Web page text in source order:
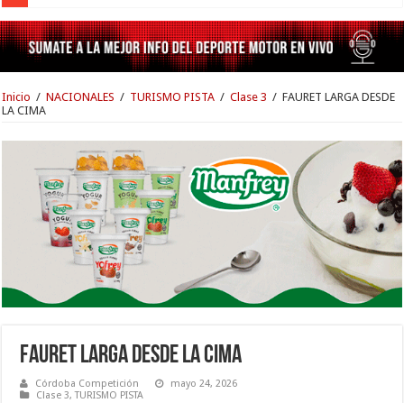
Inicio / NACIONALES / TURISMO PISTA / Clase 3 / FAURET LARGA DESDE
LA CIMA
FAURET LARGA DESDE LA CIMA
Córdoba Competición
mayo 24, 2026
Clase 3,TURISMO PISTA